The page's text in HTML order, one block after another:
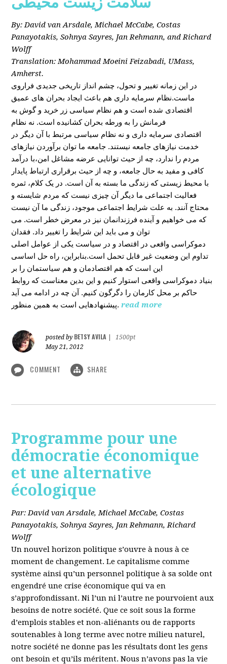
By: David van Arsdale, Michael McCabe, Costas
Panayotakis, Sohnya Sayres, Jan Rehmann, and Richard
Wolff
Translation: Mohammad Moeini Feizabadi, UMass,
Amherst.
در این زمانه تغییر و تحول، چشم انداز تاریخی جدیدی فراروی
ماست.نظام سرمایه داری هم باعث ایجاد بحران های عمیق
اقتصادی شده است و هم نظام سیاسی زر خرید و گوش به
فرمانش را به ورطه بحران کشانیده است. نه نظام
اقتصادی سرمایه داری و نه نظام سیاسی مرتبط با آن دیگر در
خدمت نیازهای جامعه نیستند. جامعه ما توان برآوردن نیازهای
مردم را ندارد، چه از حیث توانایی عرضه مشاغل امن،با درآمد
کافی و مفید به حال جامعه، و چه از حیث برقراری ارتباط پایدار
با محیط زیستی که زندگی ما بسته به آن است. در یک کلام، ثمره
فعالیت اجتماعی ما دیگر آن چیزی نیست که مردم شایسته و
محتاج آنند. به علت شرایط اجتماعی موجود، زندگی ما آن نیست
که می خواهیم و آینده فرزندانمان نیز در معرض خطر است. می
توان و می باید این شرایط را تغییر داد. فقدان
دموکراسی واقعی در اقتصاد و در سیاست یکی از عوامل اصلی
تداوم این وضعیت غیر قابل تحمل است.بنابراین، راه حل اساسی
این است که هم اقتصادمان و هم سیاستمان را بر
بنیاد دموکراسی واقعی استوار کنیم و این بدین معناست که روابط
حاکم بر محل کارمان را دگرگون کنیم. آن چه در ادامه می آید
پیشنهادهایی است به همین منظور. read more
posted by BETSY AVILA
1500pt
May 21, 2012
COMMENT SHARE
Programme pour une
démocratie économique
et une alternative
écologique
Par: David van Arsdale, Michael McCabe, Costas
Panayotakis, Sohnya Sayres, Jan Rehmann, Richard
Wolff
Un nouvel horizon politique s’ouvre à nous à ce
moment de changement. Le capitalisme comme
système ainsi qu’un personnel politique à sa solde ont
engendré une crise économique qui va en
s’approfondissant. Ni l’un ni l’autre ne pourvoient aux
besoins de notre société. Que ce soit sous la forme
d’emplois stables et non-aliénants ou de rapports
soutenables à long terme avec notre milieu naturel,
notre société ne donne pas les résultats dont les gens
ont besoin et qu’ils méritent. Nous n’avons pas la vie